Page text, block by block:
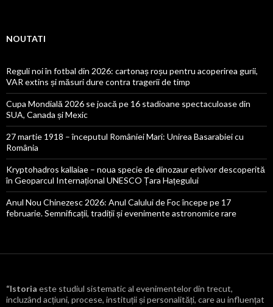
NOUTATI
Reguli noi în fotbal din 2026: cartonaș roșu pentru acoperirea gurii,
VAR extins și măsuri dure contra tragerii de timp
Cupa Mondială 2026 se joacă pe 16 stadioane spectaculoase din
SUA, Canada și Mexic
27 martie 1918 – începutul României Mari: Unirea Basarabiei cu
România
Kryptohadros kallaiae – noua specie de dinozaur erbivor descoperită
în Geoparcul Internațional UNESCO Țara Hațegului
Anul Nou Chinezesc 2026: Anul Calului de Foc începe pe 17
februarie. Semnificații, tradiții și evenimente astronomice rare
“Istoria este studiul sistematic al evenimentelor din trecut,
incluzând acțiuni, procese, instituții și personalități, care au influențat